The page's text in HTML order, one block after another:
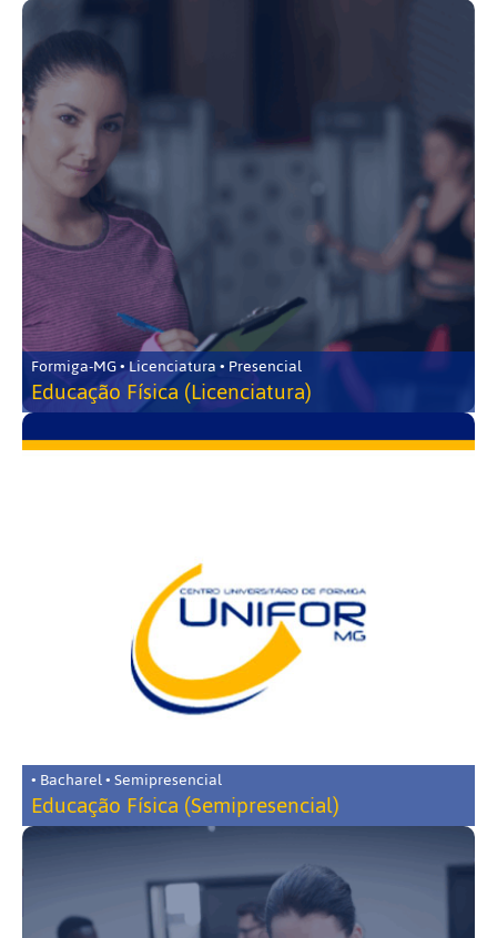
Formiga-MG • Licenciatura • Presencial
Educação Física (Licenciatura)
• Bacharel • Semipresencial
Educação Física (Semipresencial)